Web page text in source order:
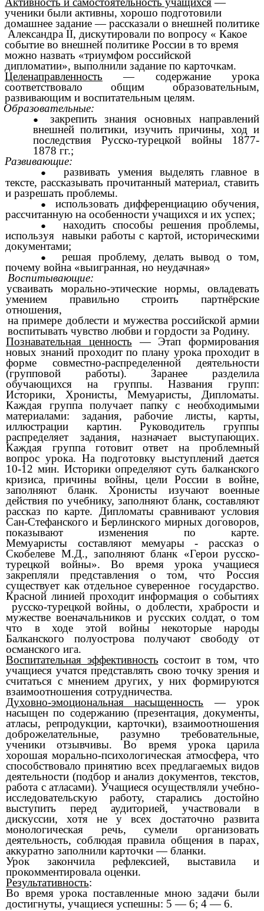
ученики были активны, хорошо подготовили
домашнее задание — рассказали о внешней политике
Александра II, дискутировали по вопросу « Какое
событие во внешней политике России в то время
можно назвать «триумфом российской
дипломатии», выполнили задание по карточкам.
Целенаправленность — содержание урока
соответствовало общим образовательным,
развивающим и воспитательным целям.
Образовательные:
закрепить знания основных направлений
внешней политики, изучить причины, ход и
последствия Русско-турецкой войны 1877-
1878 гг.;
Развивающие:
развивать умения выделять главное в
тексте, рассказывать прочитанный материал, ставить
и разрешать проблемы.
использовать дифференциацию обучения,
рассчитанную на особенности учащихся и их успех;
находить способы решения проблемы,
используя навыки работы с картой, историческими
документами;
решая проблему, делать вывод о том,
почему война «выигранная, но неудачная»
Воспитывающие:
усваивать морально-этические нормы, овладевать
умением правильно строить партнёрские
отношения,
на примере доблести и мужества российской армии
воспитывать чувство любви и гордости за Родину.
Познавательная ценность — Этап формирования
новых знаний проходит по плану урока проходит в
форме совместно-распределенной деятельности
(групповой работы). Заранее разделила
обучающихся на группы. Названия групп:
Историки, Хронисты, Мемуаристы, Дипломаты.
Каждая группа получает папку с необходимыми
материалами: задания, рабочие листы, карты,
иллюстрации картин. Руководитель группы
распределяет задания, назначает выступающих.
Каждая группа готовит ответ на проблемный
вопрос урока. На подготовку выступлений дается
10-12 мин. Историки определяют суть балканского
кризиса, причины войны, цели России в войне,
заполняют бланк. Хронисты изучают военные
действия по учебнику, заполняют бланк, составляют
рассказ по карте. Дипломаты сравнивают условия
Сан-Стефанского и Берлинского мирных договоров,
показывают изменения по карте.
Мемуаристы
составляют мемуары - рассказ о
Скобелеве М.Д., заполняют бланк «Герои русско-
турецкой войны». Во время урока учащиеся
закрепляли представления о том, что Россия
существует как отдельное суверенное государство.
Красной линией проходит информация о событиях
русско-турецкой войны, о доблести, храбрости и
мужестве военачальников и русских солдат, о том
что в ходе этой войны некоторые народы
Балканского полуострова получают свободу от
османского ига.
Воспитательная эффективность состоит в том, что
учащиеся учатся представлять свою точку зрения и
считаться с мнением других, у них формируются
взаимоотношения сотрудничества.
Духовно-эмоциональная насыщенность — урок
насыщен по содержанию (презентация, документы,
атласы, репродукции, карточки), взаимоотношения
доброжелательные, разумно требовательные,
ученики отзывчивы. Во время урока царила
хорошая морально-психологическая атмосфера, что
способствовало принятию всех предлагаемых видов
деятельности (подбор и анализ документов, текстов,
работа с атласами). Учащиеся осуществляли учебно-
исследовательскую работу, старались достойно
выступить перед аудиторией, участвовали в
дискуссии, хотя не у всех достаточно развита
монологическая речь, сумели организовать
деятельность, соблюдая правила общения в парах,
аккуратно заполнили карточки — бланки.
Урок закончила рефлексией, выставила и
прокомментировала оценки.
Результативность:
Во время урока поставленные мною задачи были
достигнуты, учащиеся успешны: 5 — 6; 4 — 6.